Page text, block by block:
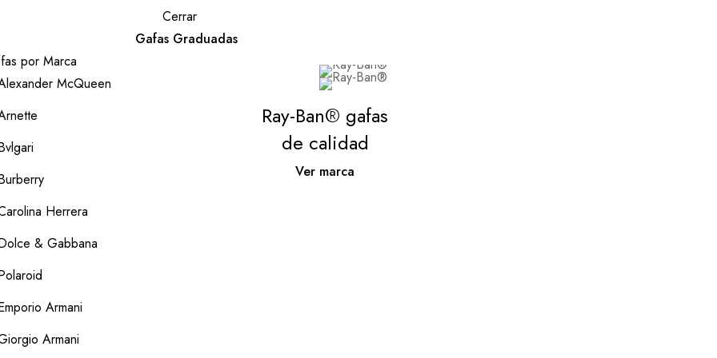
Cerrar
Gafas Graduadas
por Marca
McQueen
Herrera
& Gabbana
Armani
Armani
Ray-Ban® gafas
de calidad
Ver marca